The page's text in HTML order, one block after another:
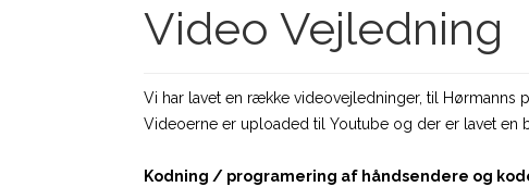
Video Vejledning
Vi har lavet en række videovejledninger, til Hørmanns
Videoerne er uploaded til Youtube og der er lavet en
Kodning / programering af håndsendere og